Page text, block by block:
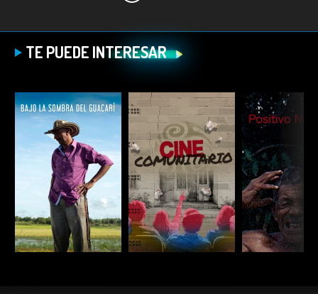
TE PUEDE INTERESAR
ESCUCHAR ESCUCHAR